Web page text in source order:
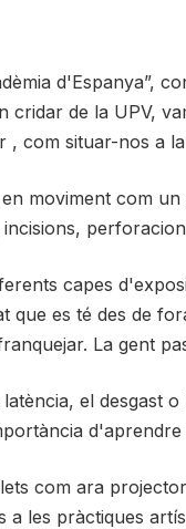
d'Espanya”,
cridar de la UPV,
, com situar-nos a
moviment com
capes
que es té des de
La gent
el desgast
com ara
les pràctiques